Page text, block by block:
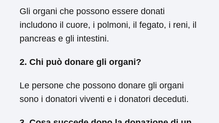
Gli organi che possono essere donati
includono il cuore, i polmoni, il fegato, i reni, il
pancreas e gli intestini.
2. Chi può donare gli organi?
Le persone che possono donare gli organi
sono i donatori viventi e i donatori deceduti.